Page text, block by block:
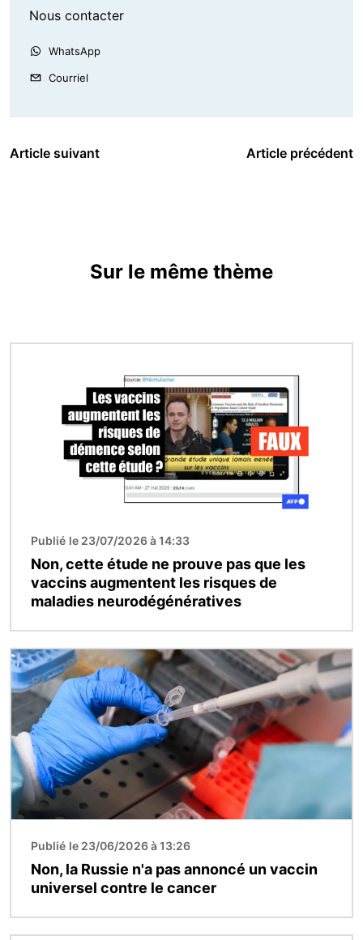
Nous contacter
WhatsApp
Courriel
Article suivant Article précédent
Sur le même thème
Publié le 23/07/2026 à 14:33
Non, cette étude ne prouve pas que les
vaccins augmentent les risques de
maladies neurodégénératives
Image
Publié le 23/06/2026 à 13:26
Non, la Russie n'a pas annoncé un vaccin
universel contre le cancer